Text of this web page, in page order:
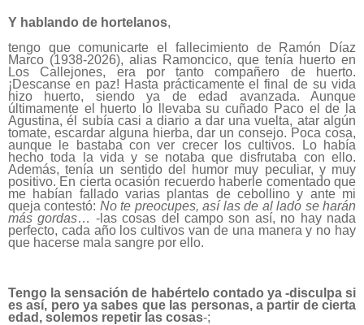
Y hablando de hortelanos,
tengo que comunicarte el fallecimiento de Ramón Díaz
Marco (1938-2026), alias Ramoncico, que tenía huerto en
Los Callejones, era por tanto compañero de huerto.
¡Descanse en paz! Hasta prácticamente el final de su vida
hizo huerto, siendo ya de edad avanzada. Aunque
últimamente el huerto lo llevaba su cuñado Paco el de la
Agustina, él subía casi a diario a dar una vuelta, atar algún
tomate, escardar alguna hierba, dar un consejo. Poca cosa,
aunque le bastaba con ver crecer los cultivos. Lo había
hecho toda la vida y se notaba que disfrutaba con ello.
Además, tenía un sentido del humor muy peculiar, y muy
positivo. En cierta ocasión recuerdo haberle comentado que
me habían fallado varias plantas de cebollino y ante mi
queja contestó: No te preocupes, así lasde al lado se harán
más gordas… -las cosas del campo son así, no hay nada
perfecto, cada año los cultivos van de una manera y no hay
que hacerse mala sangre por ello.
Tengo la sensación de habértelo contado ya -disculpa si
es así, pero ya sabes que las personas, a partir de cierta
edad, solemos repetir las cosas-;